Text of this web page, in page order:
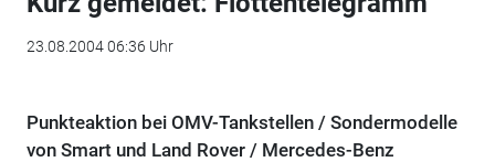
23.08.2004 06:36 Uhr
Punkteaktion bei OMV-Tankstellen / Sondermodelle
von Smart und Land Rover / Mercedes-Benz